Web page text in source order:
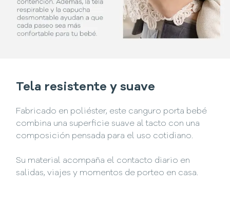
Tela resistente y suave
Fabricado en poliéster, este canguro porta bebé
combina una superficie suave al tacto con una
composición pensada para el uso cotidiano.
Su material acompaña el contacto diario en
salidas, viajes y momentos de porteo en casa.